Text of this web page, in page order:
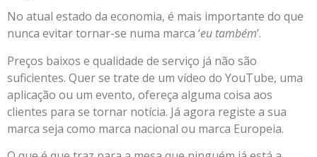
No atual estado da economia, é mais importante do que
nunca evitar tornar-se numa marca ‘eu também’.
Preços baixos e qualidade de serviço já não são
suficientes. Quer se trate de um vídeo do YouTube, uma
aplicação ou um evento, ofereça alguma coisa aos
clientes para se tornar notícia. Já agora registe a sua
marca seja como marca nacional ou marca Europeia.